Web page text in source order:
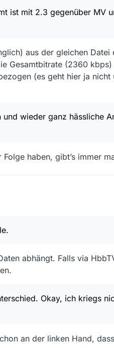
Ich bin ziemlich sicher,
ist mit 2.3 gegenüber MV
aus der gleichen Datei
Gesamtbitrate (2360
(es geht hier ja nicht
und wieder ganz hässliche
haben, gibt’s immer
abhängt. Falls via
Okay, ich kriegs
an der linken Hand,